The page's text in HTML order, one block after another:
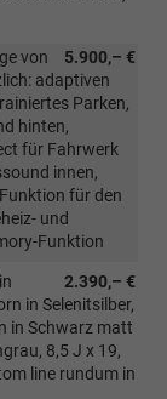
5.900,– €
von
adaptiven
Parken,
hinten,
für Fahrwerk
innen,
für den
und
Funktion
2.390,– €
in Selenitsilber,
in Schwarz matt
8,5 J x 19,
line rundum in